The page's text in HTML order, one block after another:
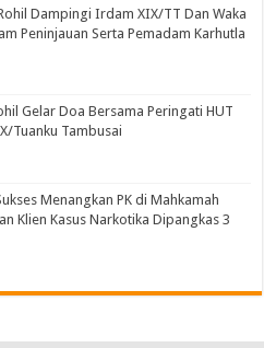
Dampingi Irdam XIX/TT Dan Waka
Peninjauan Serta Pemadam Karhutla
Gelar Doa Bersama Peringati HUT
Tuanku Tambusai
Menangkan PK di Mahkamah
Klien Kasus Narkotika Dipangkas 3